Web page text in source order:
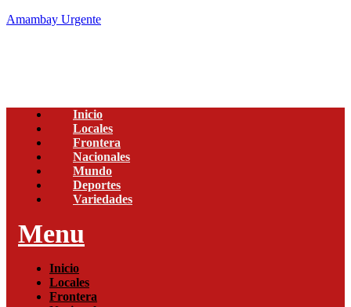
Amambay Urgente
Inicio
Locales
Frontera
Nacionales
Mundo
Deportes
Variedades
Menu
Inicio
Locales
Frontera